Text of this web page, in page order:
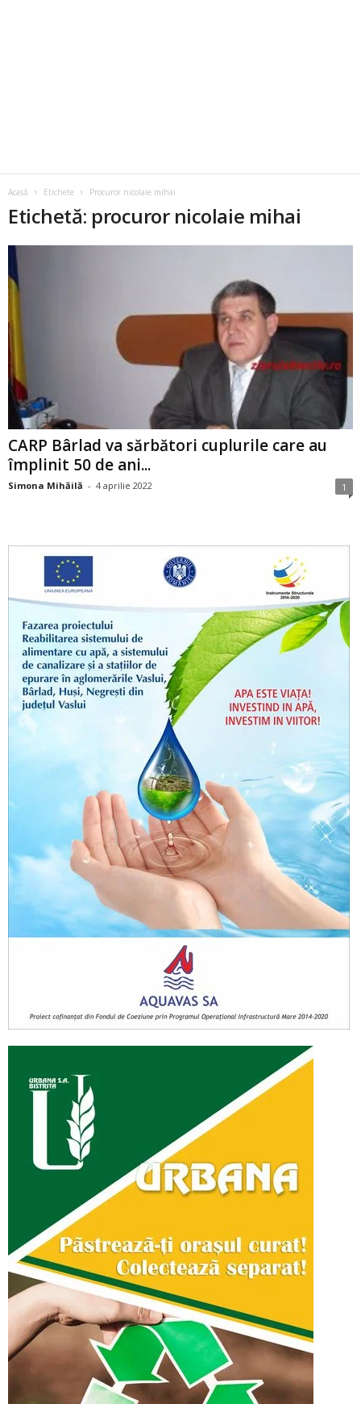
Acasă Etichete Procuror nicolaie mihai
Etichetă: procuror nicolaie mihai
CARP Bârlad va sărbători cuplurile care au
împlinit 50 de ani...
Simona Mihăilă - 4 aprilie 2022 1